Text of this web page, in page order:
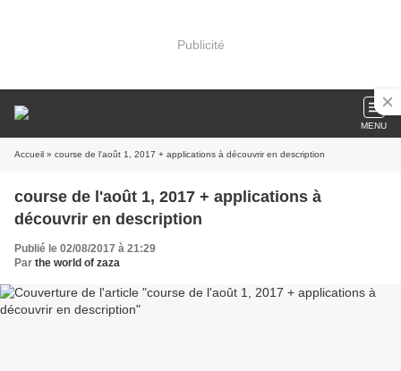
Publicité
MENU
Accueil » course de l'août 1, 2017 + applications à découvrir en description
course de l'août 1, 2017 + applications à
découvrir en description
Publié le 02/08/2017 à 21:29
Par the world of zaza